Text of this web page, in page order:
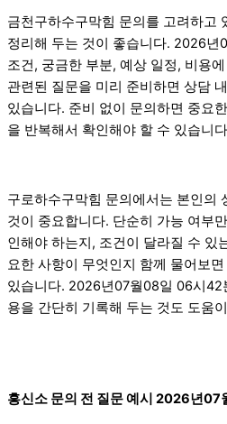
금천구하수구막힘 문의를 고려하고
정리해 두는 것이 좋습니다. 2026
조건, 궁금한 부분, 예상 일정, 비용
관련된 질문을 미리 준비하면 상담
있습니다. 준비 없이 문의하면 중요
을 반복해서 확인해야 할 수 있습니
구로하수구막힘 문의에서는 본인의
것이 중요합니다. 단순히 가능 여부
인해야 하는지, 조건이 달라질 수 있
요한 사항이 무엇인지 함께 물어보
있습니다. 2026년07월08일 06시42
용을 간단히 기록해 두는 것도 도움
흥신소 문의 전 질문 예시 2026년